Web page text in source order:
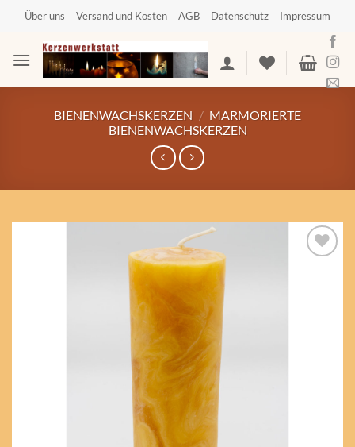
springen
Über uns Versand und Kosten AGB Datenschutz Impressum
BIENENWACHSKERZEN / MARMORIERTE
BIENENWACHSKERZEN